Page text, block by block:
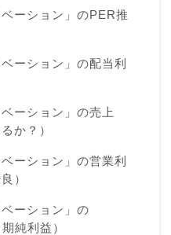
ベーション」のPER推
ーション」の配当利
ーション」の売上
か？）
ーション」の営業利
）
ベーション」の
純利益）